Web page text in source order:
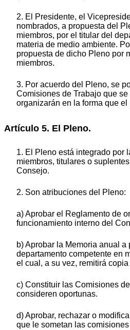
2. El Presidente, el
nombrados, a propuesta del
miembros, por el titular del
materia de medio ambiente.
propuesta de dicho Pleno por
miembros.
3. Por acuerdo del Pleno, se
Comisiones de Trabajo que
organizarán en la forma que
Artículo 5. El Pleno.
1. El Pleno está integrado por
miembros, titulares o
Consejo.
2. Son atribuciones del Pleno:
a) Aprobar el Reglamento de
funcionamiento interno del
b) Aprobar la Memoria anual a
departamento competente en
el cual, a su vez, remitirá
c) Constituir las Comisiones
consideren oportunas.
d) Aprobar, rechazar o
que le sometan las